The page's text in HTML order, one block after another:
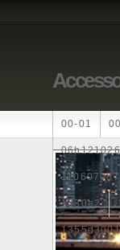
00-01
1330e2